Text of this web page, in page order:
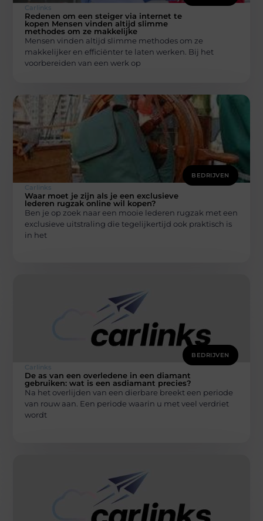
Carlinks
Redenen om een ​​steiger via internet te
kopen Mensen vinden altijd slimme
methodes om ze makkelijke
Mensen vinden altijd slimme methodes om ze
makkelijker en efficiënter te laten werken. Bij het
voorbereiden van een werk op
BEDRIJVEN
Carlinks
Waar moet je zijn als je een exclusieve
lederen rugzak online wil kopen?
Ben je op zoek naar een mooie lederen rugzak met een
exclusieve uitstraling die tegelijkertijd ook praktisch is
in het
BEDRIJVEN
Carlinks
De as van een overledene in een diamant
gebruiken: wat is een asdiamant precies?
Na het overlijden van een dierbare breekt een periode
van rouw aan. Een periode waarin u met veel verdriet
wordt